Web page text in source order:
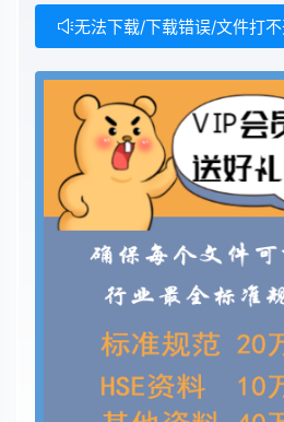
吊结构II型锅炉,最大连续蒸发
出口V=6 000 V。在此方案中,
调节水泵运行的压力25.4 MPa
机有限公司的超临界、-次中台
水泵开启台数-般为夏季三台,
两缸两排汽、抽汽凝汽式汽机,
在冬季极端条件下,可开启一台
压为11.8 kPa。发电机为东方
速泵方案中,每台机组配两台循
350 MW水氢氢汽轮发电机,额
循环水泵,水泵及电机参数为
=24. 5/18.4 m,根据循环水系
组循环水系统采用-座N=1
两台循环水泵在夏季时都高速
内采用塑料填料,夏季冷却倍率
无法下载/下载错误/文件打